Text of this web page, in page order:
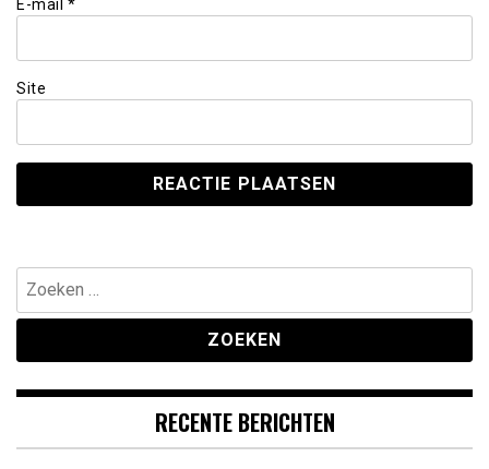
E-mail *
Site
Zoeken
naar:
RECENTE BERICHTEN